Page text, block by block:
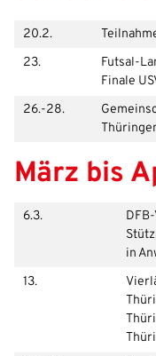
20.2.
23.
Futsal-
Finale
26.-28.
März bis
6.3.
in
13.
Freizeit- und
Futsal
Kinder- und
#siekickt
Tage des
Datenschutz
Länderspiele
Impressum